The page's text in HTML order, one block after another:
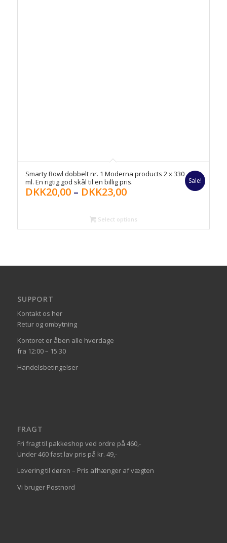
Smarty Bowl dobbelt nr. 1 Moderna products 2 x 330
ml. En rigtig god skål til en billig pris.
DKK20,00– DKK23,00
Sale!
Select options
SUPPORT
Kontakt os her
Retur og ombytning
Kontoret er åben alle hverdage
fra 12:00 – 15:30
Handelsbetingelser
FRAGT
Fri fragt til pakkeshop ved ordre på 460,-
Under 460 fast lav pris på kr. 49,-
Levering til døren – Pris afhænger af vægten
Vi bruger Postnord